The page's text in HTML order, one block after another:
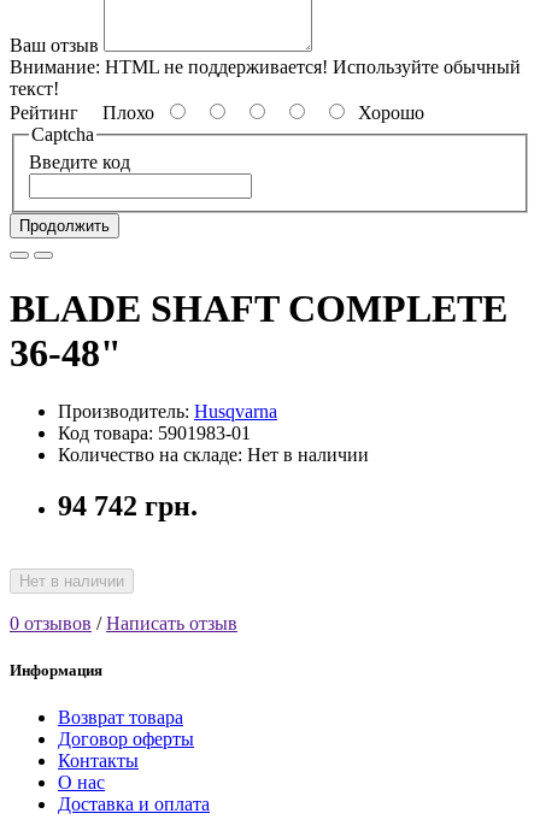
Ваш отзыв
Внимание: HTML не поддерживается! Используйте обычный
текст!
Рейтинг Плохо
Хорошо
Captcha
Введите код
Продолжить
BLADE SHAFT COMPLETE
36-48"
Производитель: Husqvarna
Код товара: 5901983-01
Количество на складе: Нет в наличии
94 742 грн.
Нет в наличии
0 отзывов /Написать отзыв
Информация
Возврат товара
Договор оферты
Контакты
О нас
Доставка и оплата